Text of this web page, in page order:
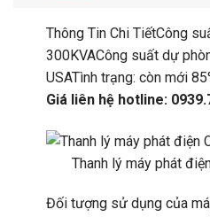
Thông Tin Chi TiếtCông
300KVACông suất dự
USATình trạng: còn mới
Giá liên hệ hotline:
Thanh lý máy phát
Đối tượng sử dụng của